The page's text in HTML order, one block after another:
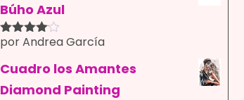
Búho Azul
Valorado
5
por Andrea García
Cuadro los Amantes
Diamond Painting